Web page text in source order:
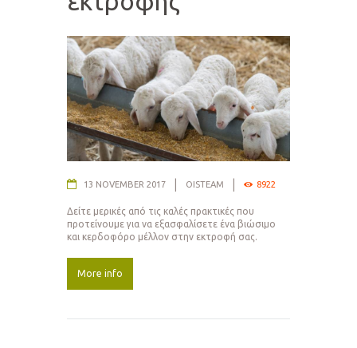
13 NOVEMBER 2017 OISTEAM 8922
Δείτε μερικές από τις καλές πρακτικές που
προτείνουμε για να εξασφαλίσετε ένα βιώσιμο
και κερδοφόρο μέλλον στην εκτροφή σας.
More info